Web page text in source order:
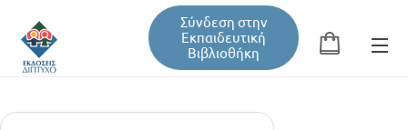
Σύνδεση στην
Εκπαιδευτική
Βιβλιοθήκη
Φόρμα αναζήτησης